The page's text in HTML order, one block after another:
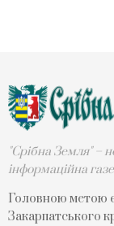
"Срібна Земля" –
інформаційна
Головною метою є
Закарпатського